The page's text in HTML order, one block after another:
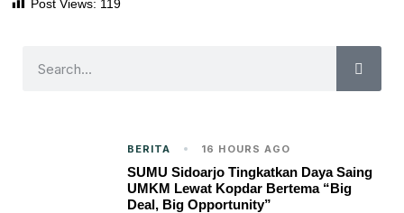
Post Views: 119
BERITA 16 HOURS AGO
SUMU Sidoarjo Tingkatkan Daya Saing
UMKM Lewat Kopdar Bertema “Big
Deal, Big Opportunity”